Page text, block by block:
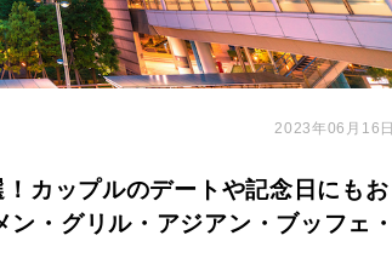
2023年06月16日
カップルのデートや記念日にもお
・グリル・アジアン・ブッフェ・